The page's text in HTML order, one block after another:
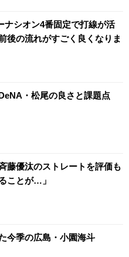
ナシオン4番固定で打線が活
の流れがすごく良くなりま
・松尾の良さと課題点
藤優汰のストレートを評価も
ことが…」
今季の広島・小園海斗